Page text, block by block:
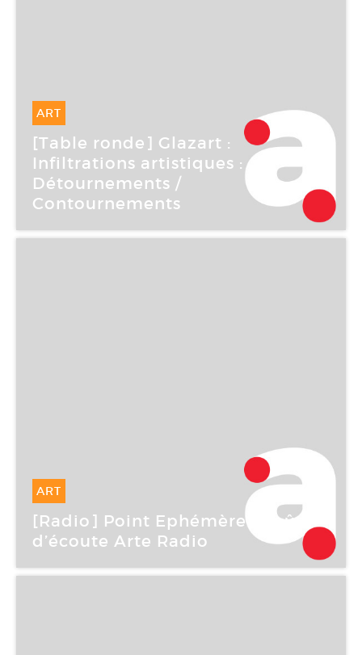
ART
17 Mar -17 Mar 2006
[Table ronde] Glazart :
Infiltrations artistiques :
Détournements /
Contournements
ART
19 Mar -19 Mar 2006
[Radio] Point Ephémère : Goûter
d’écoute Arte Radio